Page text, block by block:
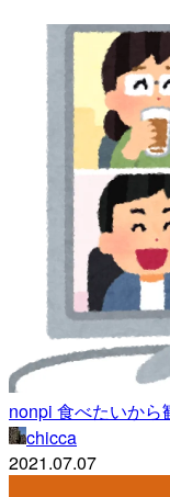
nonpi 食べたいから
chicca
2021.07.07